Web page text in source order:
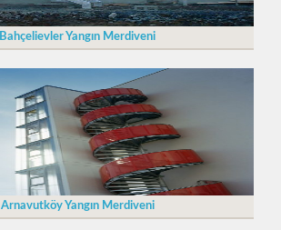
Bahçelievler Yangın Merdiveni
Arnavutköy Yangın Merdiveni